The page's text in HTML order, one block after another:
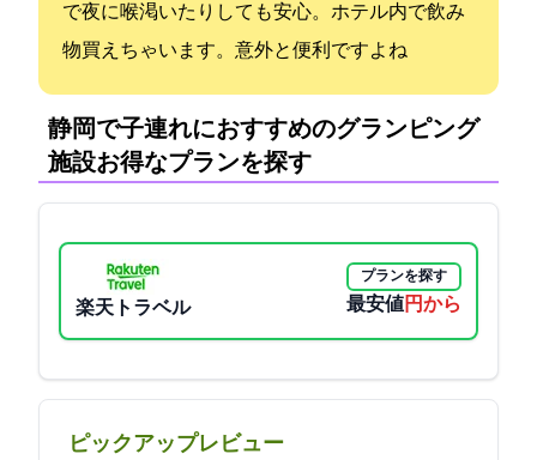
で夜に喉渇いたりしても安心。ホテル内で飲み
物買えちゃいます。意外と便利ですよね
静岡で子連れにおすすめのグランピング
施設:お得なプランを探す
楽天トラベル
プランを探す
最安値5500円から
ピックアップレビュー